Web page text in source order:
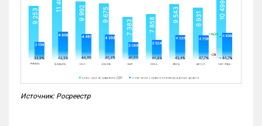
Источник: Росреестр